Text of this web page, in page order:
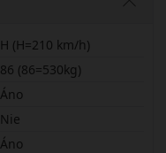
H (H=210 km/h)
86 (86=530kg)
Áno
Nie
Áno